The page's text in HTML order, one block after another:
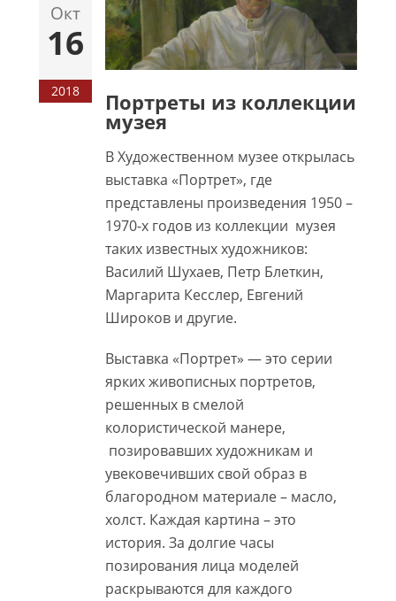
Окт
16
2018 Портреты из коллекции
музея
В Художественном музее открылась
выставка «Портрет», где
представлены произведения 1950 –
1970-х годов из коллекции музея
таких известных художников:
Василий Шухаев, Петр Блеткин,
Маргарита Кесслер, Евгений
Широков и другие.
Выставка «Портрет» — это серии
ярких живописных портретов,
решенных в смелой
колористической манере,
позировавших художникам и
увековечивших свой образ в
благородном материале – масло,
холст. Каждая картина – это
история. За долгие часы
позирования лица моделей
раскрываются для каждого